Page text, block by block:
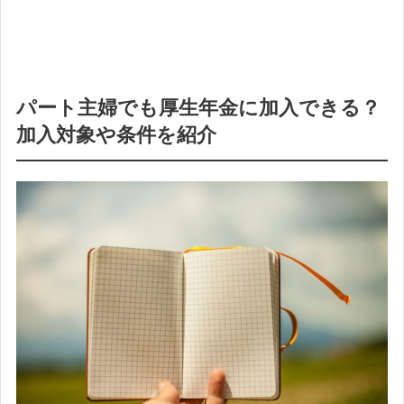
パート主婦でも厚生年金に加入できる？
加入対象や条件を紹介